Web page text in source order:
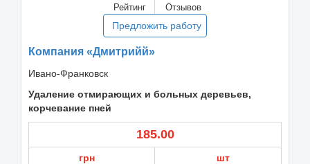
Рейтинг Отзывов
Предложить работу
Компания «Дмитрийй»
Ивано-Франковск
Удаление отмирающих и больных деревьев,
корчевание пней
185.00
грн шт